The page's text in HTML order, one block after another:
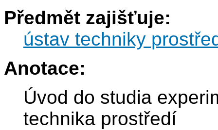
Předmět zajišťuje:
ústav techniky
Anotace:
Úvod do studia
technika prostředí